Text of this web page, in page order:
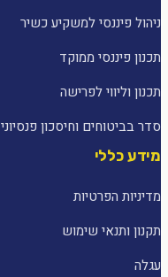
ניהול פיננסי למשקיע כשיר
תכנון פיננסי ממוקד
תכנון וליווי לפרישה
סדר בביטוחים וחיסכון פנסיוני
מידע כללי
מדיניות הפרטיות
תקנון ותנאי שימוש
עגלה